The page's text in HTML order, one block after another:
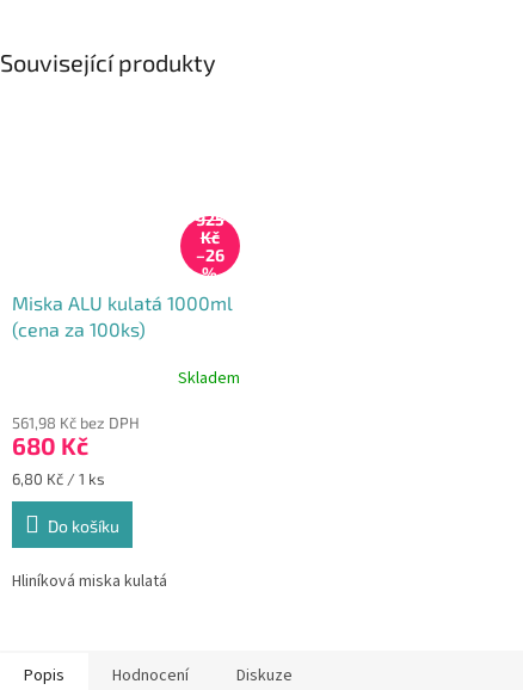
Související produkty
925
Kč
–26
%
Miska ALU kulatá 1000ml
(cena za 100ks)
Skladem
561,98 Kč bez DPH
680 Kč
Měrná
cena:
6,80 Kč / 1 ks
Do košíku
Hliníková miska kulatá
Popis Hodnocení Diskuze